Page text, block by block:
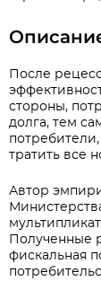
После
стороны,
долга, тем
тратить все
Автор
Полученные
фискальная